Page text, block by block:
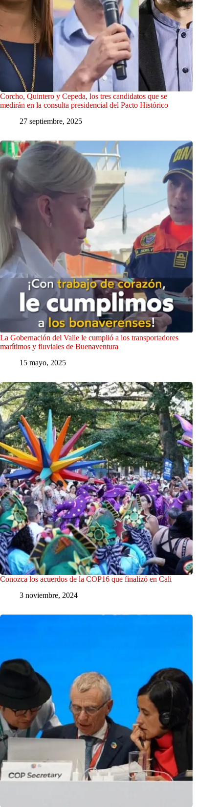
Corcho, Quintero y Cepeda, los tres candidatos que se
medirán en la consulta presidencial del Pacto Histórico
27 septiembre, 2025
La Gobernación del Valle le cumplió a los transportadores
marítimos y fluviales de Buenaventura
15 mayo, 2025
Conozca los acuerdos de la COP16 que finalizó en Cali
3 noviembre, 2024